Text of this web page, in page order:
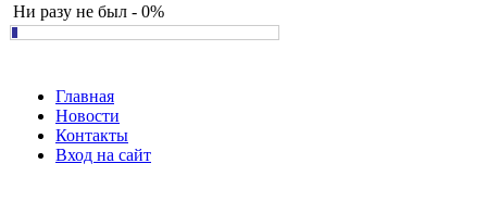
Ни разу не был - 0%
Главная
Новости
Контакты
Вход на сайт